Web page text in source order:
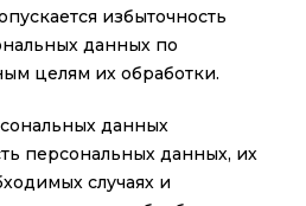
избыточность
данных по
целям их обработки.
данных
персональных данных, их
случаях и